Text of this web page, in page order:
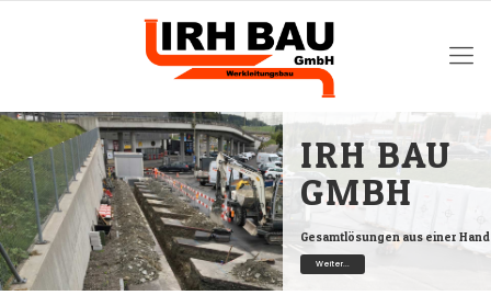
IRH BAU
GMBH
Gesamtlösungen aus einer
Weiter...